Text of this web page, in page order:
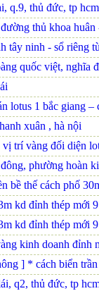
q.9, thủ đức, tp
thủ khoa huân
tây ninh - sổ riêng
quốc việt, nghĩa
lotus 1 bắc giang
xuân , hà nội
trí vàng đối diện
phường hoàn
bề thế cách phố
kd đỉnh thép mới
kd đỉnh thép mới
kinh doanh đỉnh
] * cách biển
q2, thủ đức, tp